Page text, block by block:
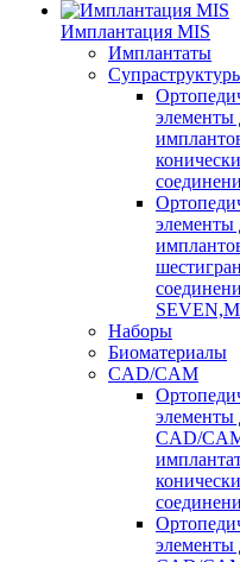
Имплантация MIS
Имплантаты
элементы
элементы
Наборы
Биоматериалы
CAD/CAM
элементы
CAD/
элементы